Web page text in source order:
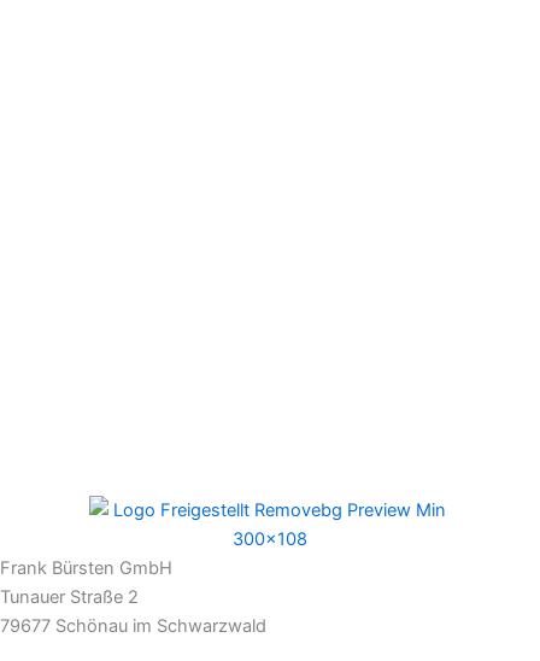
Frank Bürsten GmbH
Tunauer Straße 2
79677 Schönau im Schwarzwald